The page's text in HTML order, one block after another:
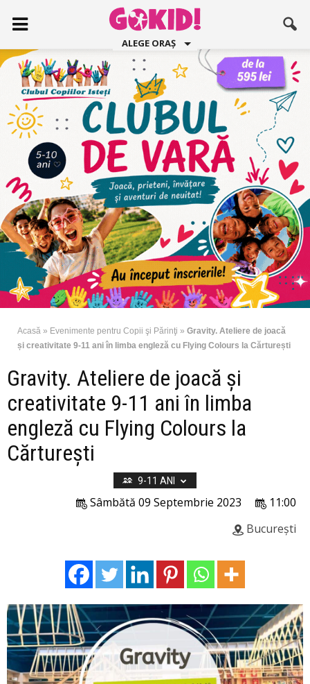
ALEGE ORAȘ
Acasă » Evenimente pentru Copii şi Părinţi » Gravity. Ateliere de joacă
și creativitate 9-11 ani în limba engleză cu Flying Colours la Cărturești
Gravity. Ateliere de joacă și
creativitate 9-11 ani în limba
engleză cu Flying Colours la
Cărturești
9-11 ANI
11:00
Sâmbătă 09 Septembrie 2023
București